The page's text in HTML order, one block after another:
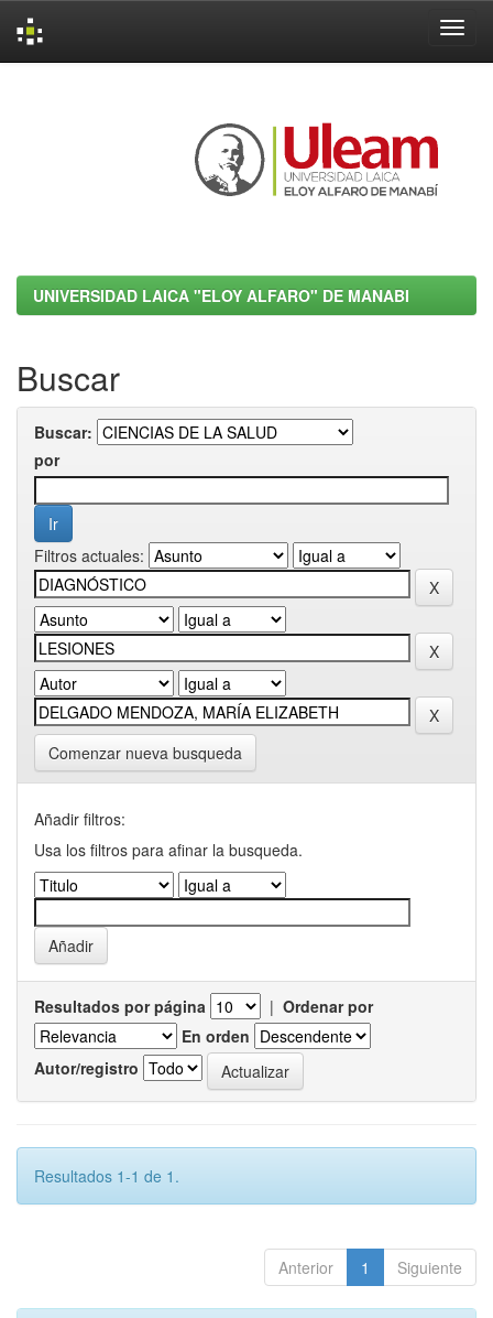
UNIVERSIDAD LAICA "ELOY ALFARO" DE MANABI
Buscar
Buscar:
por
Filtros actuales:
Comenzar nueva busqueda
Añadir filtros:
Usa los filtros para afinar la busqueda.
Resultados por página | Ordenar por
En orden
Autor/registro
Resultados 1-1 de 1.
Anterior 1 Siguiente